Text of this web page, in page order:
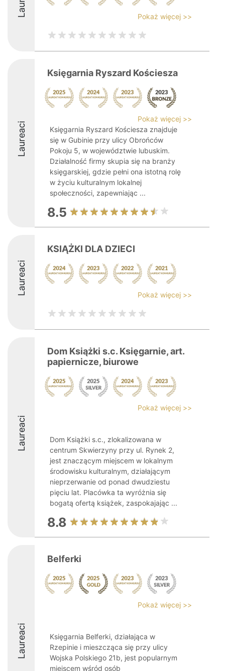
Pokaż więcej >>
Laureaci
Księgarnia Ryszard Kościesza
Pokaż więcej >>
Księgarnia Ryszard Kościesza znajduje
się w Gubinie przy ulicy Obrońców
Pokoju 5, w województwie lubuskim.
Działalność firmy skupia się na branży
księgarskiej, gdzie pełni ona istotną rolę
w życiu kulturalnym lokalnej
społeczności, zapewniając ...
8.5
Laureaci
KSIĄŻKI DLA DZIECI
Pokaż więcej >>
Laureaci
Dom Książki s.c. Księgarnie, art.
papiernicze, biurowe
Pokaż więcej >>
Dom Książki s.c., zlokalizowana w
centrum Skwierzyny przy ul. Rynek 2,
jest znaczącym miejscem w lokalnym
środowisku kulturalnym, działającym
nieprzerwanie od ponad dwudziestu
pięciu lat. Placówka ta wyróżnia się
bogatą ofertą książek, zaspokajając ...
8.8
Laureaci
Belferki
Pokaż więcej >>
Księgarnia Belferki, działająca w
Rzepinie i mieszcząca się przy ulicy
Wojska Polskiego 21b, jest popularnym
miejscem wśród osób